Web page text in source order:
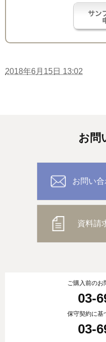
2018年6月15日 13:02
お問
お問い
資料請
ご購入前の
03-
保守契約に基
03-